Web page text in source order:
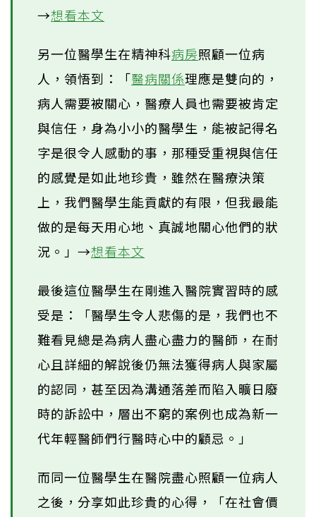
→想看本文
另一位醫學生在精神科病房照顧一位病
人，領悟到：「醫病關係理應是雙向的，
病人需要被關心，醫療人員也需要被肯定
與信任，身為小小的醫學生，能被記得名
字是很令人感動的事，那種受重視與信任
的感覺是如此地珍貴，雖然在醫療決策
上，我們醫學生能貢獻的有限，但我最能
做的是每天用心地、真誠地關心他們的狀
況。」→想看本文
最後這位醫學生在剛進入醫院實習時的感
受是：「醫學生令人悲傷的是，我們也不
難看見總是為病人盡心盡力的醫師，在耐
心且詳細的解說後仍無法獲得病人與家屬
的認同，甚至因為溝通落差而陷入曠日廢
時的訴訟中，層出不窮的案例也成為新一
代年輕醫師們行醫時心中的顧忌。」
而同一位醫學生在醫院盡心照顧一位病人
之後，分享如此珍貴的心得，「在社會價